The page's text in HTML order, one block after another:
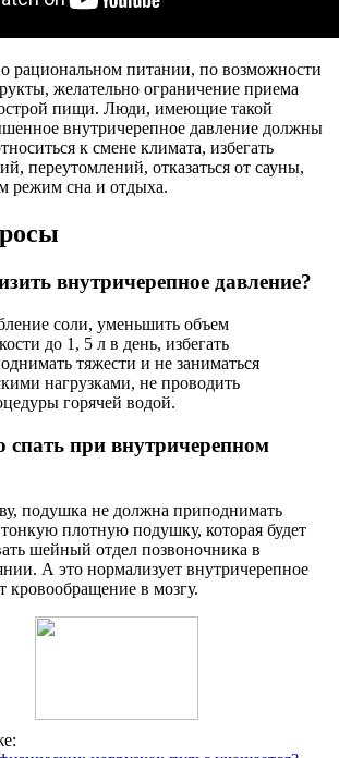
рациональном питании, по возможности
желательно ограничение приема
пищи. Люди, имеющие такой
внутричерепное давление должны
к смене климата, избегать
переутомлений, отказаться от сауны,
режим сна и отдыха.
внутричерепное давление?
соли, уменьшить объем
до 1, 5 л в день, избегать
тяжести и не заниматься
нагрузками, не проводить
горячей водой.
спать при внутричерепном
подушка не должна приподнимать
плотную подушку, которая будет
шейный отдел позвоночника в
А это нормализует внутричерепное
кровообращение в мозгу.